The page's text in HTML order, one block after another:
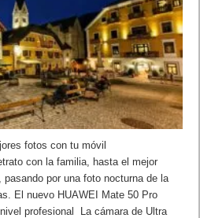
fotos con tu móvil
con la familia, hasta el mejor
por una foto nocturna de la
El nuevo HUAWEI Mate 50 Pro
profesional La cámara de Ultra